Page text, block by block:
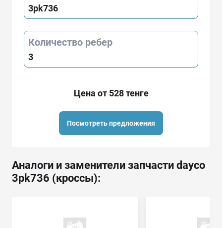
3pk736
Количество ребер
3
Цена от 528 тенге
Посмотреть предложения
Аналоги и заменители запчасти dayco
3pk736 (кроссы):